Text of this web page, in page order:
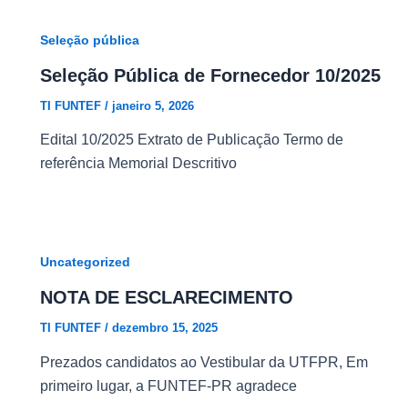
Seleção pública
Seleção Pública de Fornecedor 10/2025
TI FUNTEF / janeiro 5, 2026
Edital 10/2025 Extrato de Publicação Termo de
referência Memorial Descritivo
Uncategorized
NOTA DE ESCLARECIMENTO
TI FUNTEF / dezembro 15, 2025
Prezados candidatos ao Vestibular da UTFPR, Em
primeiro lugar, a FUNTEF-PR agradece